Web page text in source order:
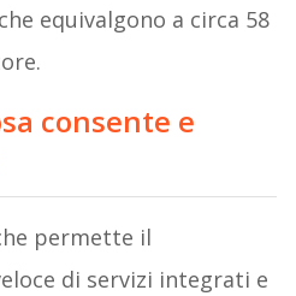
equivalgono a circa 58
consente e
permette il
di servizi integrati e